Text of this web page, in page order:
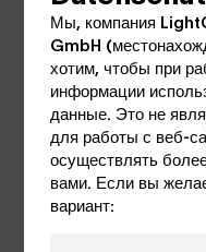
Просмотр
качества
Мы, компания
GmbH
хотим, чтобы при
информации
данные. Это не
для работы с веб-
осуществлять
вами. Если вы
вариант: